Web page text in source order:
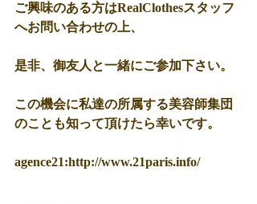
ご興味のある方はRealClothesスタッフ
へお問い合わせの上、
是非、御友人と一緒にご参加下さい。
この機会に私達の所属する美容師集団
のことも知って頂けたら幸いです。
agence21:http://www.21paris.info/